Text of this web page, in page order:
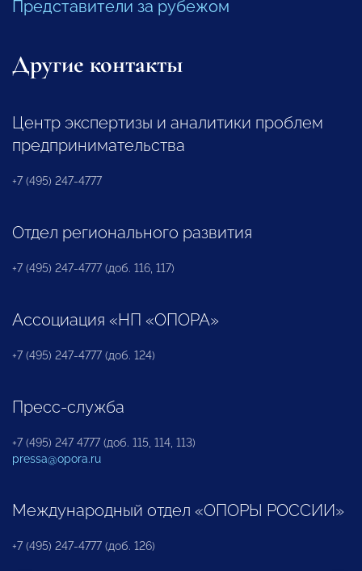
Представители за рубежом
Другие контакты
Центр экспертизы и аналитики проблем
предпринимательства
+7 (495) 247-4777
Отдел регионального развития
+7 (495) 247-4777 (доб. 116, 117)
Ассоциация «НП «ОПОРА»
+7 (495) 247-4777 (доб. 124)
Пресс-служба
+7 (495) 247 4777 (доб. 115, 114, 113)
pressa@opora.ru
Международный отдел «ОПОРЫ РОССИИ»
+7 (495) 247-4777 (доб. 126)